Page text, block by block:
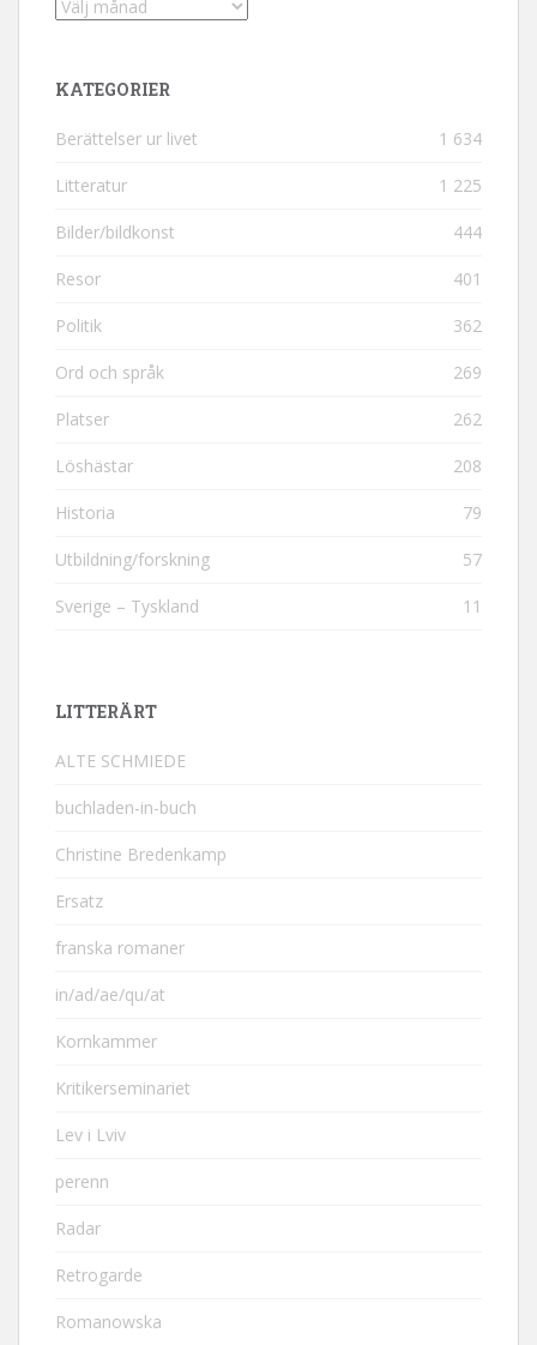
Arkiv
KATEGORIER
Berättelser ur livet 1 634
Litteratur 1 225
Bilder/bildkonst 444
Resor 401
Politik 362
Ord och språk 269
Platser 262
Löshästar 208
Historia 79
Utbildning/forskning 57
Sverige – Tyskland 11
LITTERÄRT
ALTE SCHMIEDE
buchladen-in-buch
Christine Bredenkamp
Ersatz
franska romaner
in/ad/ae/qu/at
Kornkammer
Kritikerseminariet
Lev i Lviv
perenn
Radar
Retrogarde
Romanowska